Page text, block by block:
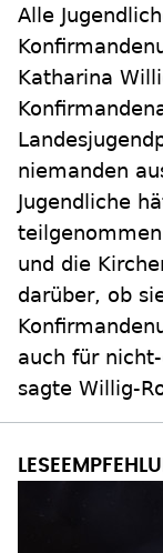
Alle
Katharina
niemanden
Jugendliche
und die
darüber, ob
auch für
sagte Willig-